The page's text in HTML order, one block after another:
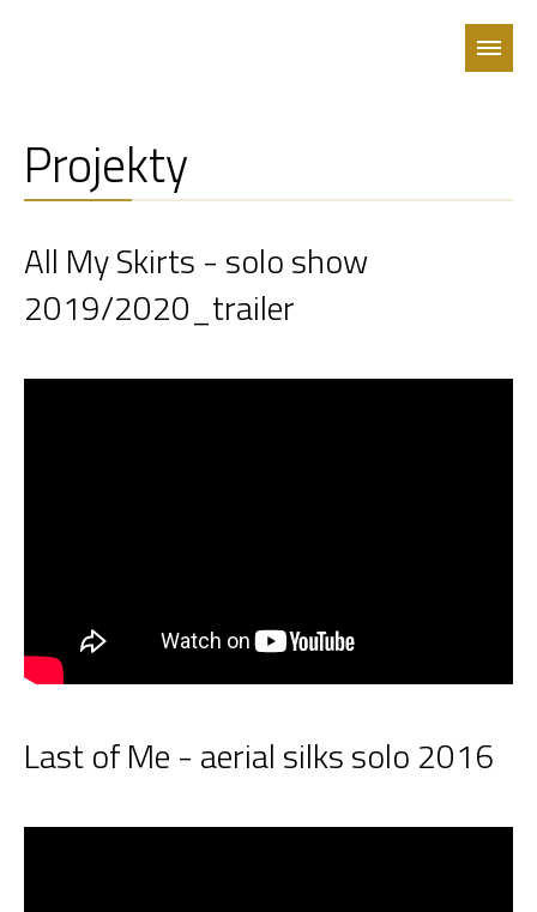
Projekty
All My Skirts - solo show
2019/2020_trailer
Last of Me - aerial silks solo 2016